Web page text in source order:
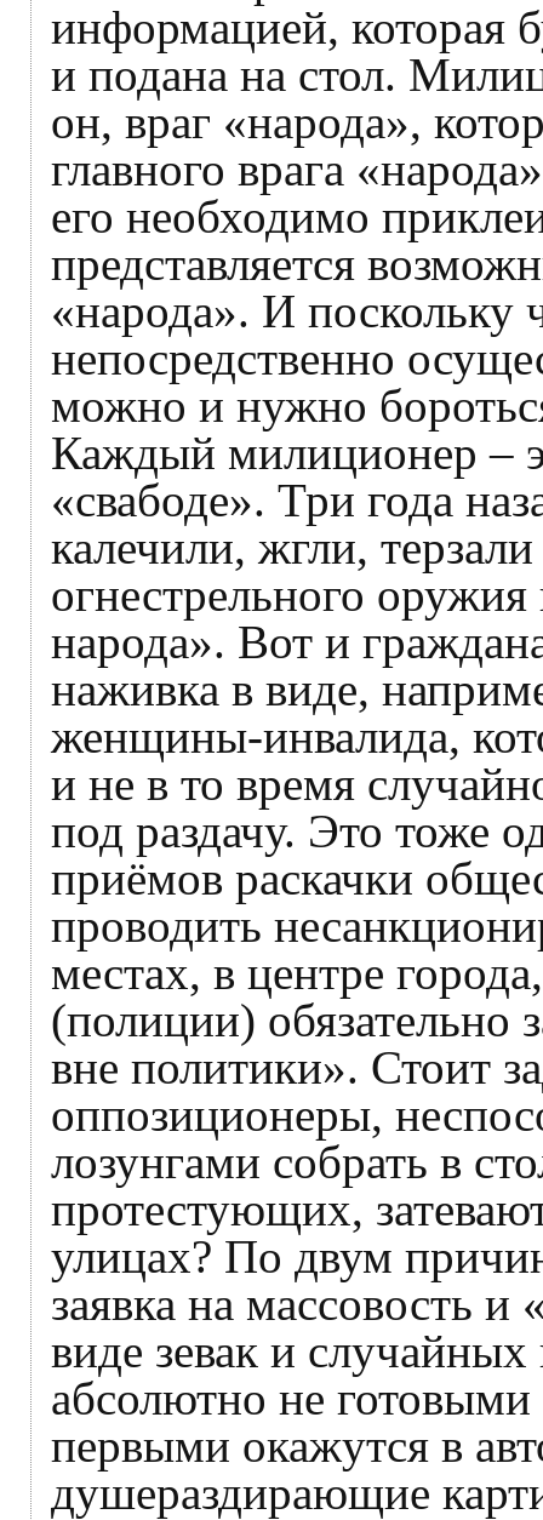
информацией, которая
и подана на стол.
он, враг «народа»,
главного врага
его необходимо
представляется
«народа». И поскольку
непосредственно
можно и нужно
Каждый милиционер –
«свабоде». Три года
калечили, жгли,
огнестрельного оружия
народа». Вот и
наживка в виде,
женщины-инвалида,
и не в то время
под раздачу. Это тоже
приёмов раскачки
проводить
местах, в центре
(полиции)
вне политики». Стоит
оппозиционеры,
лозунгами собрать в
протестующих,
улицах? По двум
заявка на массовость
виде зевак и
абсолютно не
первыми окажутся в
душераздирающие